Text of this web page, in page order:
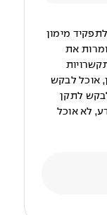
מימון
את
אוכל לבקש
לתקן
לא אוכל